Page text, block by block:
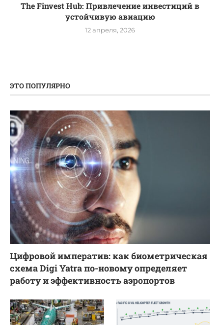
The Finvest Hub: Привлечение инвестиций в
устойчивую авиацию
12 апреля, 2026
ЭТО ПОПУЛЯРНО
Цифровой императив: как биометрическая
схема Digi Yatra по-новому определяет
работу и эффективность аэропортов